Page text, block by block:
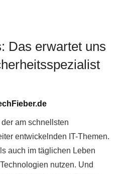
Das erwartet uns
am schnellsten
entwickelnden IT-Themen.
auch im täglichen Leben
nutzen. Und